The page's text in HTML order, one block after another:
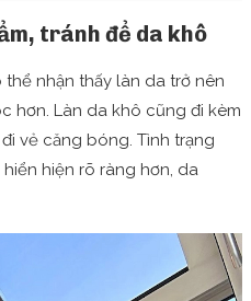
tránh để da khô
nhận thấy làn da trở nên
hơn. Làn da khô cũng đi kèm
vẻ căng bóng. Tình trạng
hiện rõ ràng hơn, da